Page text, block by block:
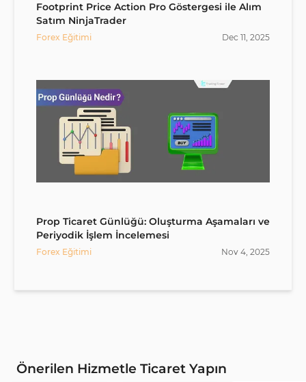
Footprint Price Action Pro Göstergesi ile Alım
Satım NinjaTrader
Forex Eğitimi Dec 11, 2025
Prop Ticaret Günlüğü: Oluşturma Aşamaları ve
Periyodik İşlem İncelemesi
Forex Eğitimi Nov 4, 2025
Önerilen Hizmetle Ticaret Yapın